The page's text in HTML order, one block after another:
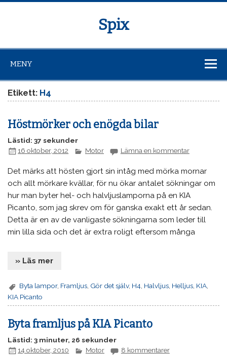
Spix
MENY
Etikett: H4
Höstmörker och enögda bilar
Lästid: 37 sekunder
16 oktober, 2012
Motor Lämna en kommentar
Det märks att hösten gjort sin intåg med mörka mornar
och allt mörkare kvällar, för nu ökar antalet sökningar om
hur man byter hel- och halvljuslamporna på en KIA
Picanto, som jag skrev om för ganska exakt ett år sedan.
Detta är en av de vanligaste sökningarna som leder till
min lilla sida och det är extra roligt eftersom många
» Läs mer
Byta lampor, Framljus Gör det själv, H4 Halvljus Helljus KIA
KIA Picanto
Byta framljus på KIA Picanto
Lästid: 3 minuter, 26 sekunder
14 oktober, 2010
Motor 8 kommentarer